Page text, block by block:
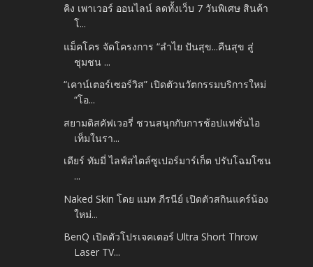
คิง เพาเวอร์ ออนไลน์ ลดทั้งเว็บ 7 วันพิเศษ สินค้า
โ...
แม็คโคร จัดโครงการ “ลำไย ปันสุข...คืนสุข สู่
ชุมชน ...
“เคาน์เตอร์เซอร์วิส” เปิดตัวนวัตกรรมบริการใหม่
“โอ...
สยามดิสคัฟเวอรี่ ชวนสนุกกับการช้อปแฟชั่นไอ
เท็มในรา...
เดียร์ ทัมมี่ ไลฟ์สไตล์ซูเปอร์มาร์เก็ต ปรับโฉมโซน
...
Naked Skin โดย แมท ภีรนีย์ เปิดตัวสกินแคร์น้อง
ใหม่...
BenQ เปิดตัวโปรเจคเตอร์ Ultra Short Throw
Laser TV...